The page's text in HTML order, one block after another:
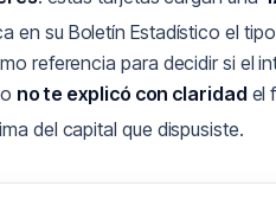
en su Boletín Estadístico el
referencia para decidir si el
no te explicó con claridadel
del capital que dispusiste.